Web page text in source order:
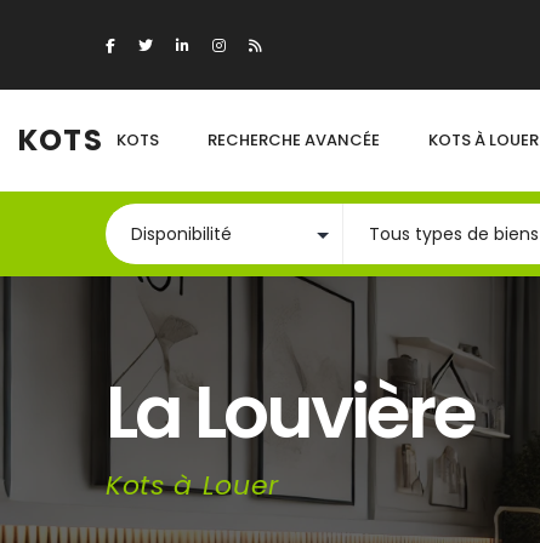
KOTS KOTS RECHERCHE AVANCÉE KOTS À LOUER
La Louvière
Kots à Louer